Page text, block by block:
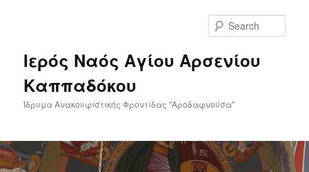
Ιερός Ναός Αγίου Αρσενίου
Καππαδόκου
Ίδρυμα Ανακουφιστικής Φροντίδας "Αροδαφνούσα"